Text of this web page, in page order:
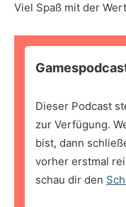
Viel Spaß mit der
Dieser Podcast
zur Verfügung.
bist, dann
vorher erstmal
schau dir den